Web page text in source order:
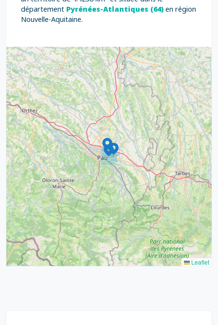
département Pyrénées-Atlantiques (64) en région
Nouvelle-Aquitaine.
2
3
12
4
7
16
9
Leaflet